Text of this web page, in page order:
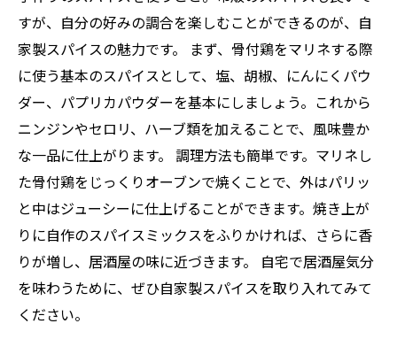
すが、自分の好みの調合を楽しむことができるのが、自
家製スパイスの魅力です。 まず、骨付鶏をマリネする際
に使う基本のスパイスとして、塩、胡椒、にんにくパウ
ダー、パプリカパウダーを基本にしましょう。これから
ニンジンやセロリ、ハーブ類を加えることで、風味豊か
な一品に仕上がります。 調理方法も簡単です。マリネし
た骨付鶏をじっくりオーブンで焼くことで、外はパリッ
と中はジューシーに仕上げることができます。焼き上が
りに自作のスパイスミックスをふりかければ、さらに香
りが増し、居酒屋の味に近づきます。 自宅で居酒屋気分
を味わうために、ぜひ自家製スパイスを取り入れてみて
ください。